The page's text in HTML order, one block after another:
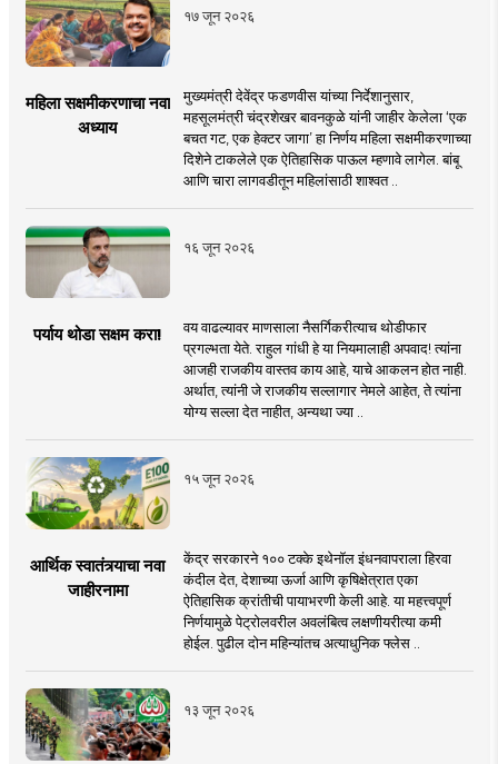
१७ जून २०२६
महिला सक्षमीकरणाचा नवा
अध्याय
मुख्यमंत्री देवेंद्र फडणवीस यांच्या निर्देशानुसार,
महसूलमंत्री चंद्रशेखर बावनकुळे यांनी जाहीर केलेला ‘एक
बचत गट, एक हेक्टर जागा’ हा निर्णय महिला सक्षमीकरणाच्या
दिशेने टाकलेले एक ऐतिहासिक पाऊल म्हणावे लागेल. बांबू
आणि चारा लागवडीतून महिलांसाठी शाश्वत ..
१६ जून २०२६
पर्याय थोडा सक्षम करा!
वय वाढल्यावर माणसाला नैसर्गिकरीत्याच थोडीफार
प्रगल्भता येते. राहुल गांधी हे या नियमालाही अपवाद! त्यांना
आजही राजकीय वास्तव काय आहे, याचे आकलन होत नाही.
अर्थात, त्यांनी जे राजकीय सल्लागार नेमले आहेत, ते त्यांना
योग्य सल्ला देत नाहीत, अन्यथा ज्या ..
१५ जून २०२६
आर्थिक स्वातंत्र्याचा नवा
जाहीरनामा
केंद्र सरकारने १०० टक्के इथेनॉल इंधनवापराला हिरवा
कंदील देत, देशाच्या ऊर्जा आणि कृषिक्षेत्रात एका
ऐतिहासिक क्रांतीची पायाभरणी केली आहे. या महत्त्वपूर्ण
निर्णयामुळे पेट्रोलवरील अवलंबित्व लक्षणीयरीत्या कमी
होईल. पुढील दोन महिन्यांतच अत्याधुनिक फ्लेस ..
१३ जून २०२६